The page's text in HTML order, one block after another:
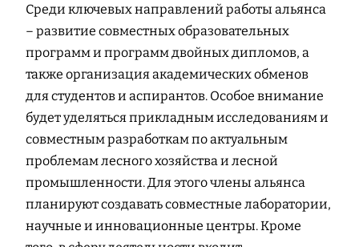
Среди ключевых направлений работы альянса
– развитие совместных образовательных
программ и программ двойных дипломов, а
также организация академических обменов
для студентов и аспирантов. Особое внимание
будет уделяться прикладным исследованиям и
совместным разработкам по актуальным
проблемам лесного хозяйства и лесной
промышленности. Для этого члены альянса
планируют создавать совместные лаборатории,
научные и инновационные центры. Кроме